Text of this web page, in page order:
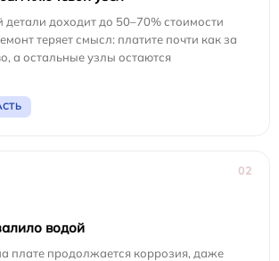
детали доходит до 50–70% стоимости
теряет смысл: платите почти как за
а остальные узлы остаются
02
водой
плате продолжается коррозия, даже